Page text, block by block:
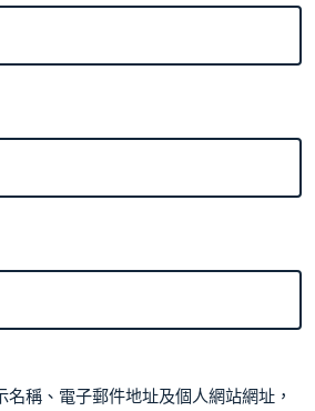
名稱、電子郵件地址及個人網站網址，